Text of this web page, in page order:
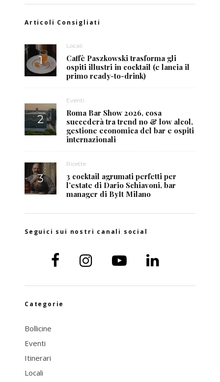
Articoli Consigliati
Locali
Caffè Paszkowski trasforma gli
ospiti illustri in cocktail (e lancia il
primo ready-to-drink)
Eventi
Roma Bar Show 2026, cosa
succederà tra trend no & low alcol,
gestione economica del bar e ospiti
internazionali
Ricette
3 cocktail agrumati perfetti per
l’estate di Dario Schiavoni, bar
manager di ByIt Milano
Seguici sui nostri canali social
Categorie
Bollicine
Eventi
Itinerari
Locali